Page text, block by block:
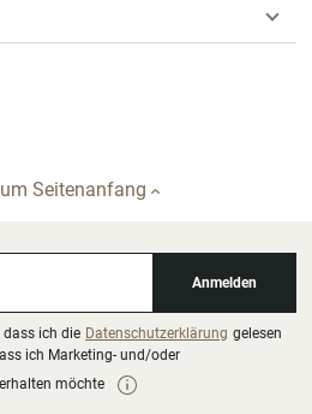
Seitenanfang
Anmelden
dass ich die Datenschutzerklärung gelesen
ich Marketing- und/oder
möchte